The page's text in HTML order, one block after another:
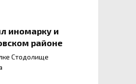
иномарку и
районе
Стодолище